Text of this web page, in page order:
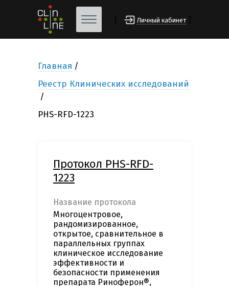
Личный кабинет
Главная
Реестр Клинических исследований
PHS-RFD-1223
Протокол PHS-RFD-
1223
Название протокола
Многоцентровое,
рандомизированное,
открытое, сравнительное в
параллельных группах
клиническое исследование
эффективности и
безопасности применения
препарата Риноферон®,